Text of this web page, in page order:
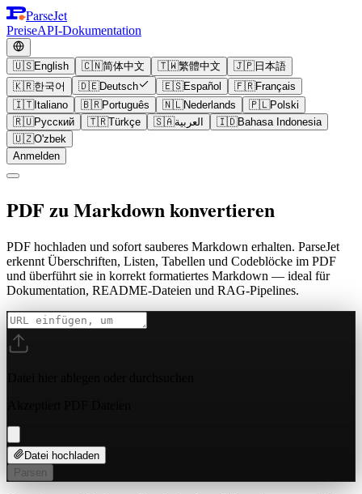
ParseJet
PreiseAPI-Dokumentation
🇺🇸English 🇨🇳简体中文 🇹🇼繁體中文 🇯🇵日本語
🇰🇷한국어 🇩🇪Deutsch 🇪🇸Español 🇫🇷Français
🇮🇹Italiano 🇧🇷Português 🇳🇱Nederlands 🇵🇱Polski
🇷🇺Русский 🇹🇷Türkçe 🇸🇦العربية 🇮🇩Bahasa Indonesia
🇺🇿O'zbek
Anmelden
PDF zu Markdown konvertieren
PDF hochladen und sofort sauberes Markdown erhalten. ParseJet
erkennt Überschriften, Listen, Tabellen und Codeblöcke im PDF
und überführt sie in korrekt formatiertes Markdown — ideal für
Dokumentation, README-Dateien und RAG-Pipelines.
Datei hochladen
Parsen